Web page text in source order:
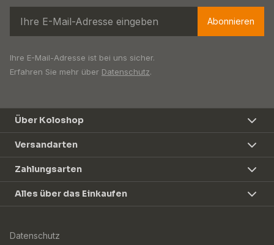
Abonnieren
Ihre E-Mail-Adresse ist bei uns sicher.
Erfahren Sie mehr über Datenschutz.
Über Koloshop
Versandarten
Zahlungsarten
Alles über das Einkaufen
Datenschutz